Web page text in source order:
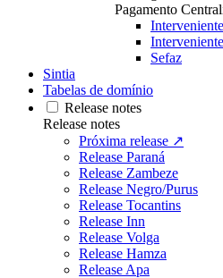
Pagamento
Sefaz
Sintia
Tabelas de domínio
Release notes
Release notes
Próxima release ↗
Release Paraná
Release Zambeze
Release Negro/Purus
Release Tocantins
Release Inn
Release Volga
Release Hamza
Release Apa